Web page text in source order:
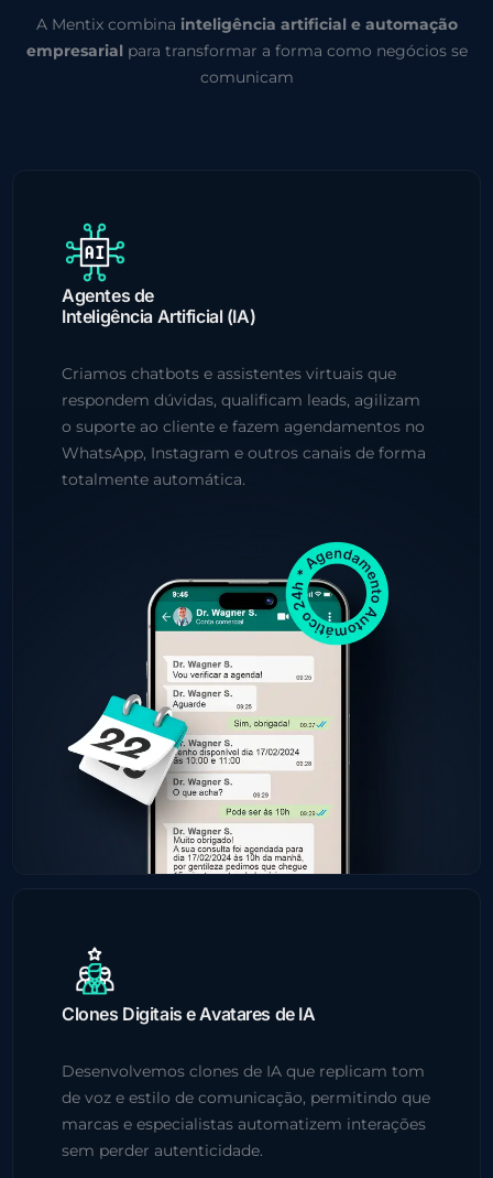
A Mentix combina inteligência artificial e automação
empresarial para transformar a forma como negócios se
comunicam
Agentes de
Inteligência Artificial (IA)
Criamos chatbots e assistentes virtuais que
respondem dúvidas, qualificam leads, agilizam
o suporte ao cliente e fazem agendamentos no
WhatsApp, Instagram e outros canais de forma
totalmente automática.
Clones Digitais e Avatares de IA
Desenvolvemos clones de IA que replicam tom
de voz e estilo de comunicação, permitindo que
marcas e especialistas automatizem interações
sem perder autenticidade.